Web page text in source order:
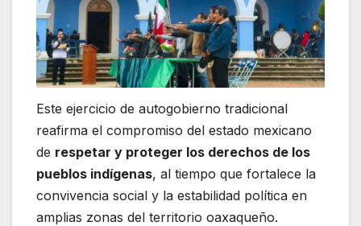
Este ejercicio de autogobierno tradicional
reafirma el compromiso del estado mexicano
de respetar y proteger los derechos de los
pueblos indígenas, al tiempo que fortalece la
convivencia social y la estabilidad política en
amplias zonas del territorio oaxaqueño.